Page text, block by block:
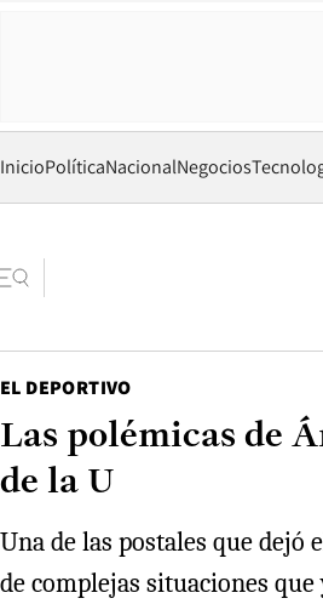
InicioPolíticaNacionalNegocios
EL DEPORTIVO
Las polémicas de
de la U
Una de las postales que
de complejas situaciones